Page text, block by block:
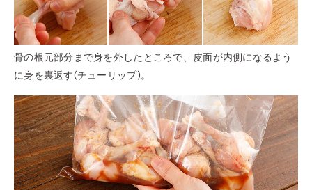
骨の根元部分まで身を外したところで、皮面が内側になるよう
に身を裏返す(チューリップ)。